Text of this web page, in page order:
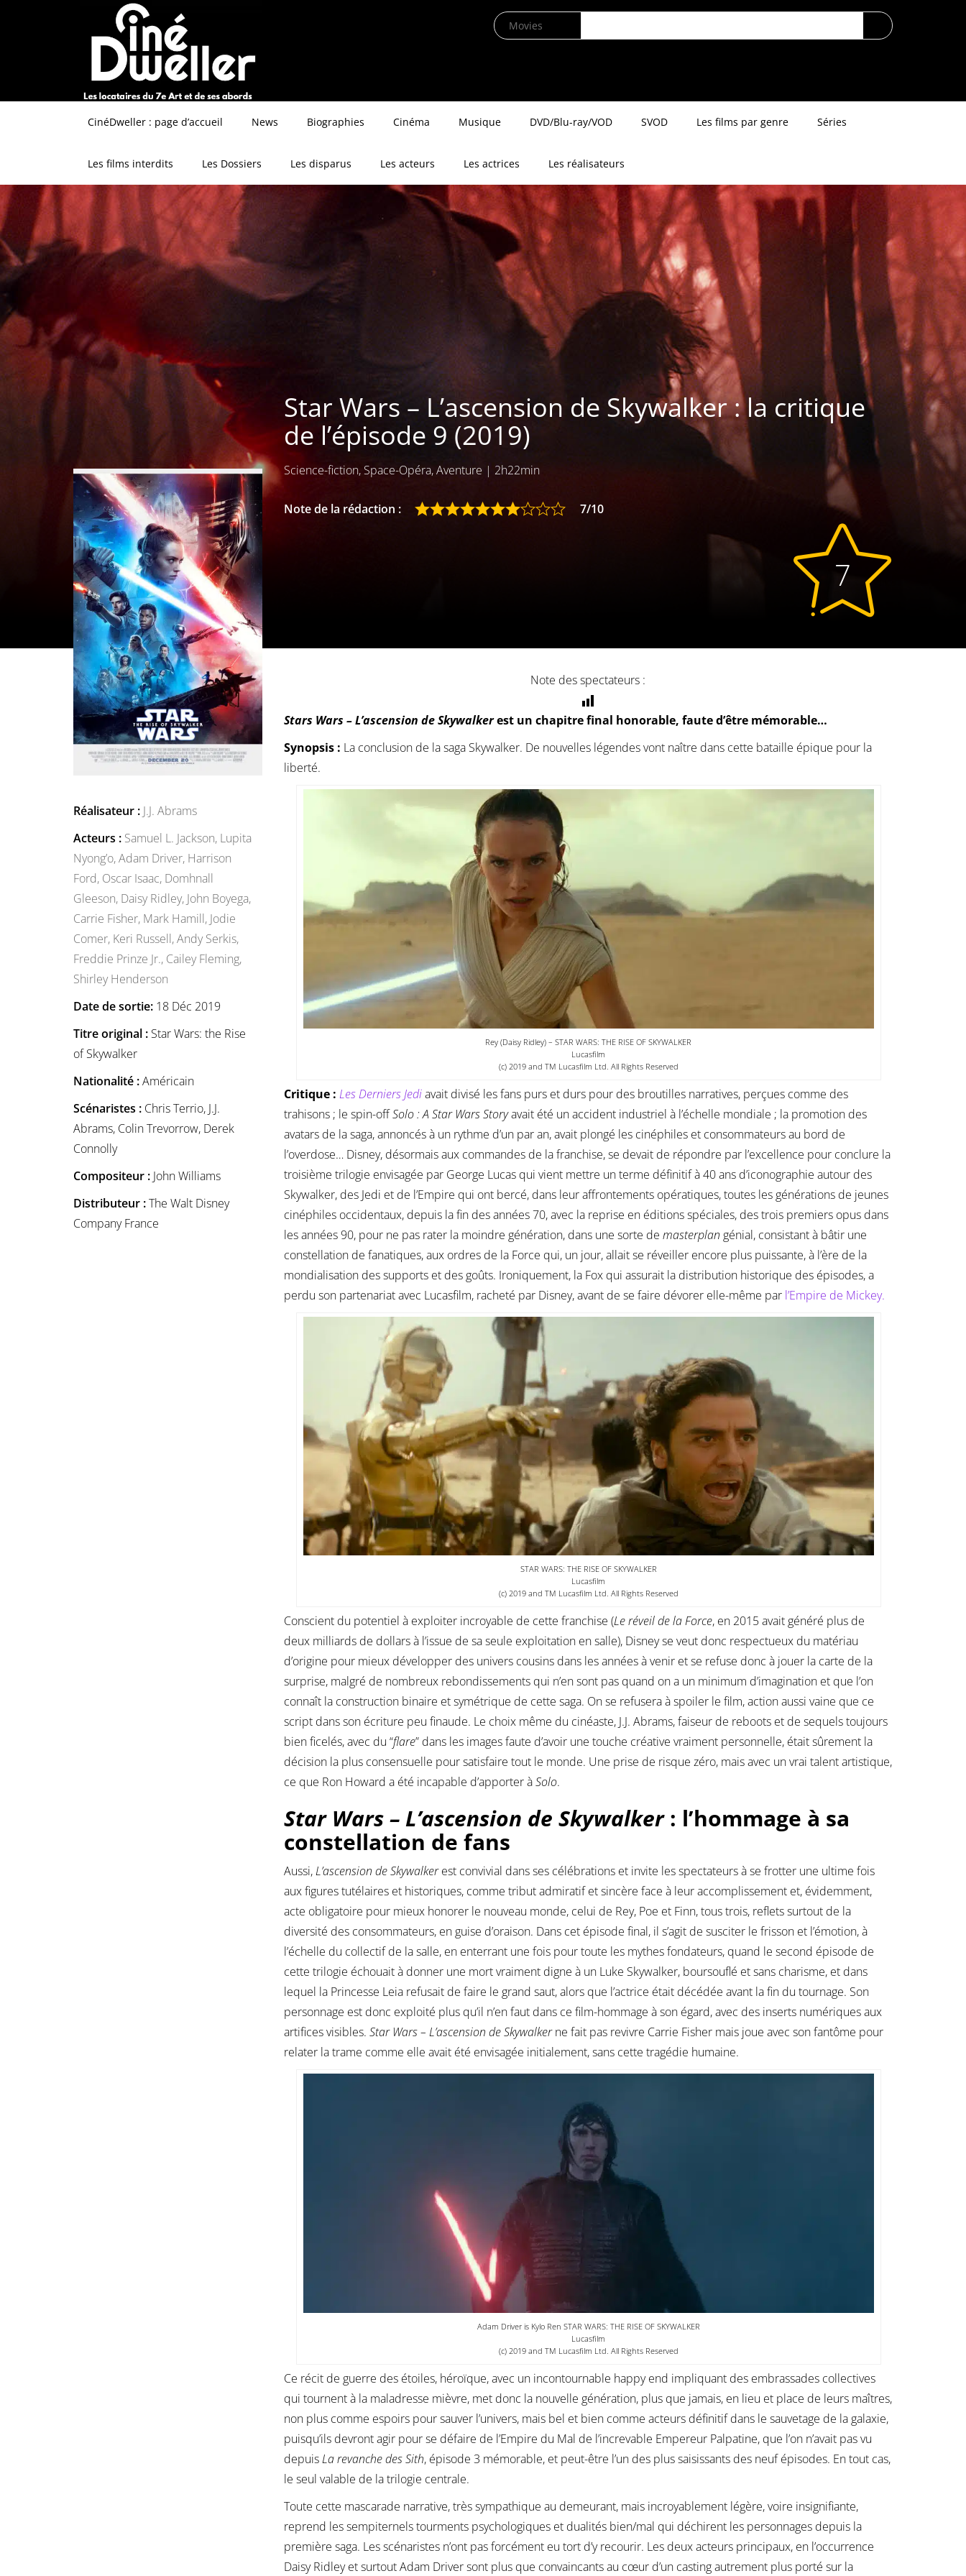
CinéDweller : page d’accueil News Biographies Cinéma Musique DVD/Blu-ray/VOD SVOD Les films par genre Séries
Les films interdits Les Dossiers Les disparus Les acteurs Les actrices Les réalisateurs
Star Wars – L’ascension de Skywalker : la critique
de l’épisode 9 (2019)
Science-fiction, Space-Opéra, Aventure | 2h22min
Note de la rédaction : 7/10
7
Réalisateur : J.J. Abrams
Acteurs : Samuel L. Jackson, Lupita
Nyong’o,Adam Driver, Harrison
Ford, Oscar Isaac, Domhnall
Gleeson, Daisy Ridley, John Boyega,
Carrie Fisher, Mark Hamill, Jodie
Comer, Keri Russell,Andy Serkis,
Freddie Prinze Jr., Cailey Fleming,
Shirley Henderson
Date de sortie: 18 Déc 2019
Titre original : Star Wars: the Rise
of Skywalker
Nationalité :Américain
Scénaristes : Chris Terrio, J.J.
Abrams, Colin Trevorrow, Derek
Connolly
Compositeur : John Williams
Distributeur :The Walt Disney
Company France
Note des spectateurs :
Stars Wars – L’ascension de Skywalkerest un chapitre final honorable, faute d’être mémorable…
Synopsis : La conclusion de la saga Skywalker. De nouvelles légendes vont naître dans cette bataille épique pour la
liberté.
Rey (Daisy Ridley) – STAR WARS: THE RISE OF SKYWALKER
Lucasfilm
(c) 2019 and TM Lucasfilm Ltd. All Rights Reserved
Critique : Les Derniers Jediavait divisé les fans purs et durs pour des broutilles narratives, perçues comme des
trahisons ; le spin-offSolo : A Star Wars Storyavait été un accident industriel à l’échelle mondiale ; la promotion des
avatars de la saga, annoncés à un rythme d’un par an, avait plongé les cinéphiles et consommateurs au bord de
l’overdose… Disney, désormais aux commandes de la franchise, se devait de répondre par l’excellence pour conclure la
troisième trilogie envisagée par George Lucas qui vient mettre un terme définitif à 40 ans d’iconographie autour des
Skywalker, des Jedi et de l’Empire qui ont bercé, dans leur affrontements opératiques, toutes les générations de jeunes
cinéphiles occidentaux, depuis la fin des années 70, avec la reprise en éditions spéciales, des trois premiers opus dans
les années 90, pour ne pas rater la moindre génération, dans une sorte de masterplan génial, consistant à bâtir une
constellation de fanatiques, aux ordres de la Force qui, un jour, allait se réveiller encore plus puissante, à l’ère de la
mondialisation des supports et des goûts. Ironiquement, la Fox qui assurait la distribution historique des épisodes, a
perdu son partenariat avec Lucasfilm, racheté par Disney, avant de se faire dévorer elle-même par l’Empire de Mickey.
STAR WARS: THE RISE OF SKYWALKER
Lucasfilm
(c) 2019 and TM Lucasfilm Ltd. All Rights Reserved
Conscient du potentiel à exploiter incroyable de cette franchise (Le réveil de la Force, en 2015 avait généré plus de
deux milliards de dollars à l’issue de sa seule exploitation en salle), Disney se veut donc respectueux du matériau
d’origine pour mieux développer des univers cousins dans les années à venir et se refuse donc à jouer la carte de la
surprise, malgré de nombreux rebondissements qui n’en sont pas quand on a un minimum d’imagination et que l’on
connaît la construction binaire et symétrique de cette saga. On se refusera à spoiler le film, action aussi vaine que ce
script dans son écriture peu finaude. Le choix même du cinéaste, J.J. Abrams, faiseur de reboots et de sequels toujours
bien ficelés, avec du “flare” dans les images faute d’avoir une touche créative vraiment personnelle, était sûrement la
décision la plus consensuelle pour satisfaire tout le monde. Une prise de risque zéro, mais avec un vrai talent artistique,
ce que Ron Howard a été incapable d’apporter àSolo.
Star Wars – L’ascension de Skywalker: l’hommage à sa
constellation de fans
Aussi,L’ascension de Skywalkerest convivial dans ses célébrations et invite les spectateurs à se frotter une ultime fois
aux figures tutélaires et historiques, comme tribut admiratif et sincère face à leur accomplissement et, évidemment,
acte obligatoire pour mieux honorer le nouveau monde, celui de Rey, Poe et Finn, tous trois, reflets surtout de la
diversité des consommateurs, en guise d’oraison. Dans cet épisode final, il s’agit de susciter le frisson et l’émotion, à
l’échelle du collectif de la salle, en enterrant une fois pour toute les mythes fondateurs, quand le second épisode de
cette trilogie échouait à donner une mort vraiment digne à un Luke Skywalker, boursouflé et sans charisme, et dans
lequel la Princesse Leia refusait de faire le grand saut, alors que l’actrice était décédée avant la fin du tournage. Son
personnage est donc exploité plus qu’il n’en faut dans ce film-hommage à son égard, avec des inserts numériques aux
artifices visibles. Star Wars – L’ascension de Skywalkerne fait pas revivre Carrie Fisher mais joue avec son fantôme pour
relater la trame comme elle avait été envisagée initialement, sans cette tragédie humaine.
Adam Driver is Kylo Ren STAR WARS: THE RISE OF SKYWALKER
Lucasfilm
(c) 2019 and TM Lucasfilm Ltd. All Rights Reserved
Ce récit de guerre des étoiles, héroïque, avec un incontournable happy end impliquant des embrassades collectives
qui tournent à la maladresse mièvre, met donc la nouvelle génération, plus que jamais, en lieu et place de leurs maîtres,
non plus comme espoirs pour sauver l’univers, mais bel et bien comme acteurs définitif dans le sauvetage de la galaxie,
puisqu’ils devront agir pour se défaire de l’Empire du Mal de l’increvable Empereur Palpatine, que l’on n’avait pas vu
depuisLa revanche des Sith, épisode 3 mémorable, et peut-être l’un des plus saisissants des neuf épisodes. En tout cas,
le seul valable de la trilogie centrale.
Toute cette mascarade narrative, très sympathique au demeurant, mais incroyablement légère, voire insignifiante,
reprend les sempiternels tourments psychologiques et dualités bien/mal qui déchirent les personnages depuis la
première saga. Les scénaristes n’ont pas forcément eu tort d’y recourir. Les deux acteurs principaux, en l’occurrence
Daisy Ridley et surtout Adam Driver sont plus que convaincants au cœur d’un casting autrement plus porté sur la